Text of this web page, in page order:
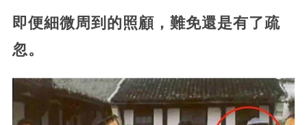
即便細微周到的照顧，難免還是有了疏
忽。